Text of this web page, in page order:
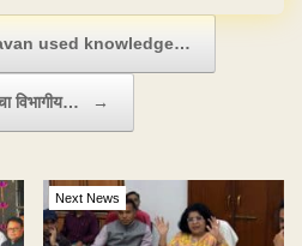
used knowledge…
विभागीय… →
Next News